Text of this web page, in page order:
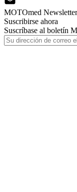
MOTOmed
Suscribirse ahora
Suscríbase al boletín